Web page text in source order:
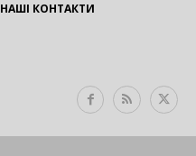
НАШІ КОНТАКТИ